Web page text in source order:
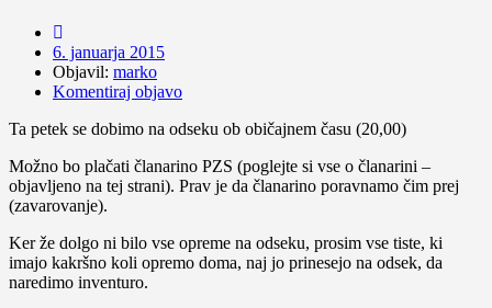
6. januarja 2015
Objavil: marko
Komentiraj objavo
Ta petek se dobimo na odseku ob običajnem času (20,00)
Možno bo plačati članarino PZS (poglejte si vse o članarini –
objavljeno na tej strani). Prav je da članarino poravnamo čim prej
(zavarovanje).
Ker že dolgo ni bilo vse opreme na odseku, prosim vse tiste, ki
imajo kakršno koli opremo doma, naj jo prinesejo na odsek, da
naredimo inventuro.